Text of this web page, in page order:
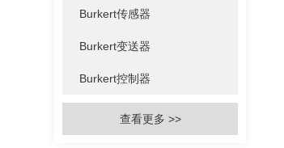
Burkert传感器
Burkert变送器
Burkert控制器
查看更多 >>